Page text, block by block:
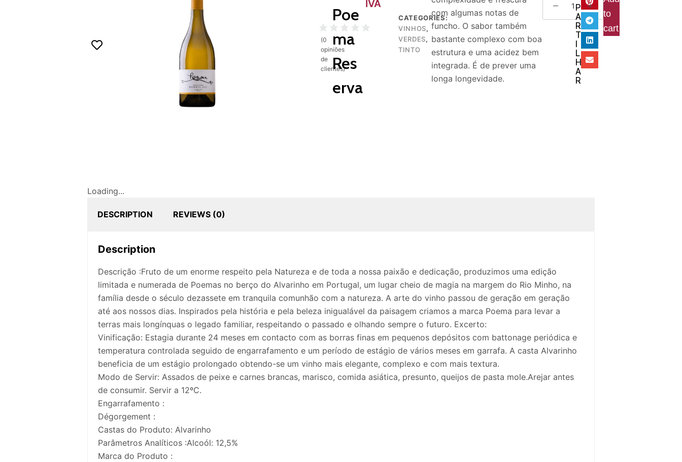
(0
opiniões
de
clientes)
Poe
ma
Res
erva
IVA
CATEGORIES:
VINHOS,
VERDES,
TINTO
com algumas notas de
funcho. O sabor também
bastante complexo com boa
estrutura e uma acidez bem
integrada. É de prever uma
longa longevidade.
to
cart
P
A
R
T
I
L
H
A
R
Loading...
DESCRIPTION REVIEWS (0)
Description
Descrição :Fruto de um enorme respeito pela Natureza e de toda a nossa paixão e dedicação, produzimos uma edição
limitada e numerada de Poemas no berço do Alvarinho em Portugal, um lugar cheio de magia na margem do Rio Minho, na
família desde o século dezassete em tranquila comunhão com a natureza. A arte do vinho passou de geração em geração
até aos nossos dias. Inspirados pela história e pela beleza inigualável da paisagem criamos a marca Poema para levar a
terras mais longínquas o legado familiar, respeitando o passado e olhando sempre o futuro. Excerto:
Vinificação: Estagia durante 24 meses em contacto com as borras finas em pequenos depósitos com battonage periódica e
temperatura controlada seguido de engarrafamento e um período de estágio de vários meses em garrafa. A casta Alvarinho
beneficia de um estágio prolongado obtendo-se um vinho mais elegante, complexo e com mais textura.
Modo de Servir: Assados de peixe e carnes brancas, marisco, comida asiática, presunto, queijos de pasta mole.Arejar antes
de consumir. Servir a 12ºC.
Engarrafamento :
Dégorgement :
Castas do Produto: Alvarinho
Parâmetros Analíticos :Alcoól: 12,5%
Marca do Produto :